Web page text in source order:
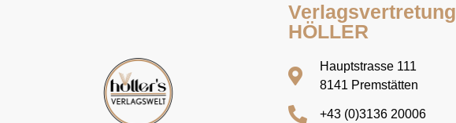
Verlagsvertretung
HÖLLER
Hauptstrasse 111
8141 Premstätten
+43 (0)3136 20006